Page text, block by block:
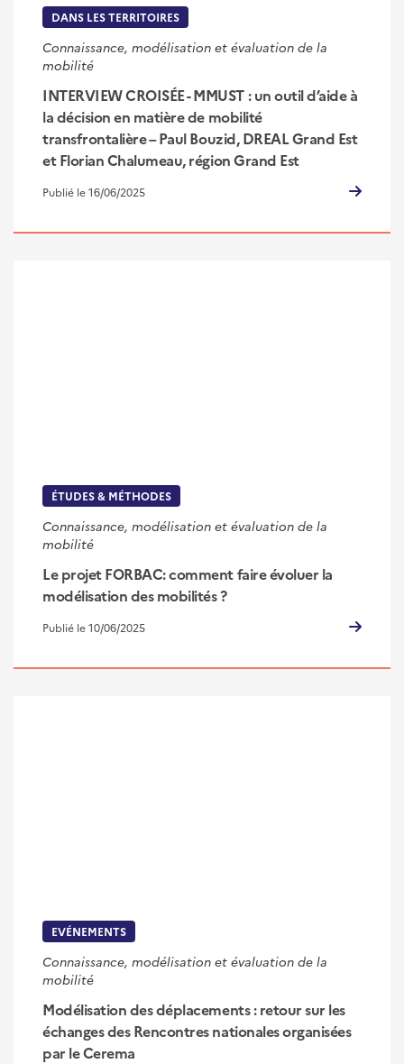
DANS LES TERRITOIRES
Connaissance, modélisation et évaluation de la
mobilité
INTERVIEW CROISÉE - MMUST : un outil d’aide à
la décision en matière de mobilité
transfrontalière – Paul Bouzid, DREAL Grand Est
et Florian Chalumeau, région Grand Est
Publié le 16/06/2025
ÉTUDES & MÉTHODES
Connaissance, modélisation et évaluation de la
mobilité
Le projet FORBAC: comment faire évoluer la
modélisation des mobilités ?
Publié le 10/06/2025
EVÉNEMENTS
Connaissance, modélisation et évaluation de la
mobilité
Modélisation des déplacements : retour sur les
échanges des Rencontres nationales organisées
par le Cerema